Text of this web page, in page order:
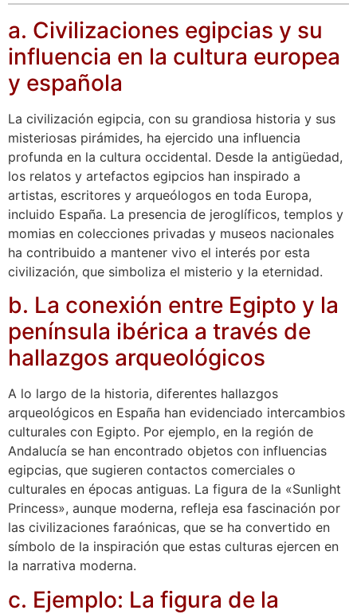
a. Civilizaciones egipcias y su
influencia en la cultura europea
y española
La civilización egipcia, con su grandiosa historia y sus
misteriosas pirámides, ha ejercido una influencia
profunda en la cultura occidental. Desde la antigüedad,
los relatos y artefactos egipcios han inspirado a
artistas, escritores y arqueólogos en toda Europa,
incluido España. La presencia de jeroglíficos, templos y
momias en colecciones privadas y museos nacionales
ha contribuido a mantener vivo el interés por esta
civilización, que simboliza el misterio y la eternidad.
b. La conexión entre Egipto y la
península ibérica a través de
hallazgos arqueológicos
A lo largo de la historia, diferentes hallazgos
arqueológicos en España han evidenciado intercambios
culturales con Egipto. Por ejemplo, en la región de
Andalucía se han encontrado objetos con influencias
egipcias, que sugieren contactos comerciales o
culturales en épocas antiguas. La figura de la «Sunlight
Princess», aunque moderna, refleja esa fascinación por
las civilizaciones faraónicas, que se ha convertido en
símbolo de la inspiración que estas culturas ejercen en
la narrativa moderna.
c. Ejemplo: La figura de la